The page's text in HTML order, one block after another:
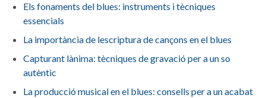
Els fonaments del blues: instruments i tècniques⁤
essencials
La⁢ importància de⁣ lescriptura de cançons en ‍el blues
Capturant lànima: tècniques de gravació ⁢per ‍a⁣ un‌ so
‍autèntic ‍
La producció musical en⁣ el blues: consells per a ⁤un acabat⁣